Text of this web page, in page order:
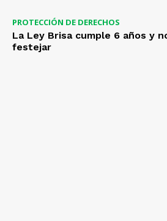
PROTECCIÓN DE DERECHOS
La Ley Brisa cumple 6 años y
festejar